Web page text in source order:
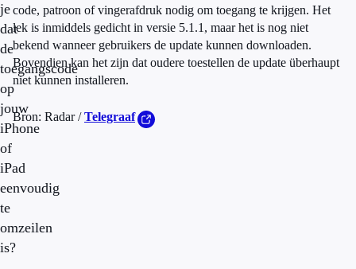
je
dat
de
toegangscode
op
jouw
iPhone
of
iPad
eenvoudig
te
omzeilen
is?
code, patroon of vingerafdruk nodig om toegang te krijgen. Het
lek is inmiddels gedicht in versie 5.1.1, maar het is nog niet
bekend wanneer gebruikers de update kunnen downloaden.
Bovendien kan het zijn dat oudere toestellen de update überhaupt
niet kunnen installeren.
Bron: Radar /Telegraaf